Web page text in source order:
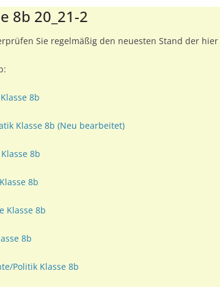
8b 20_21-2
Sie regelmäßig den neuesten Stand der
8b
Klasse 8b (Neu bearbeitet)
8b
8b
Klasse 8b
8b
Politik Klasse 8b